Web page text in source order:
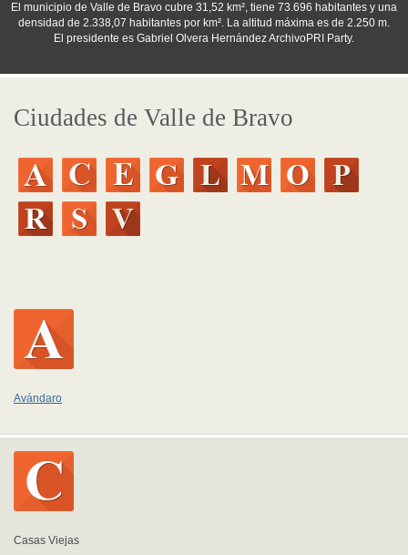
El municipio de Valle de Bravo cubre 31,52 km², tiene 73.696 habitantes y una
densidad de 2.338,07 habitantes por km². La altitud máxima es de 2.250 m.
El presidente es Gabriel Olvera Hernández ArchivoPRI Party.
Ciudades de Valle de Bravo
Avándaro
Casas Viejas